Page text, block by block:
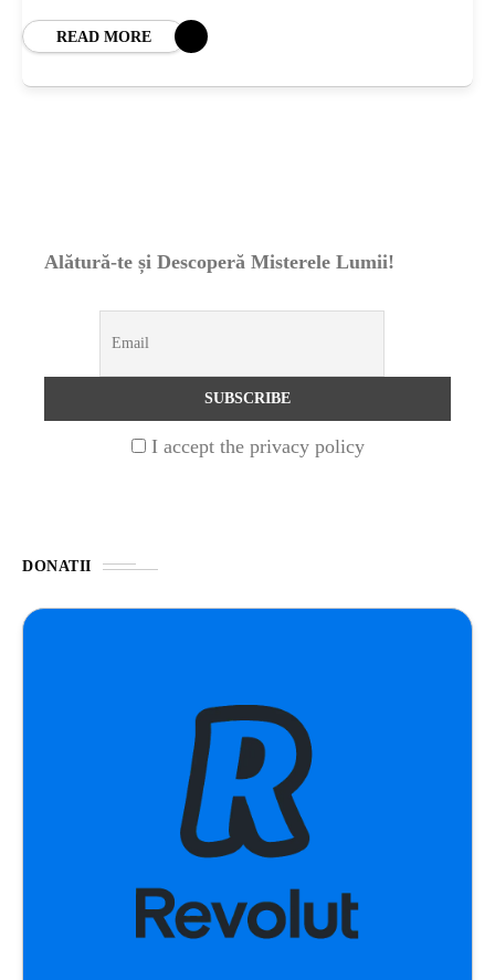
READ MORE
Alătură-te și Descoperă Misterele Lumii!
I accept the privacy policy
DONATII
INSTALEAZ
A
ȘTIINȚA
Pământului: Mit sau Realitate?
Espressor paduri Senseo blocat?Afla cum îl
1 year ago
Ai simțit vreodată deja-vu? Află de ce se